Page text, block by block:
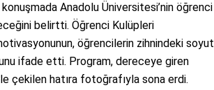
Anadolu Üniversitesi’nin öğrenci
belirtti. Öğrenci Kulüpleri
öğrencilerin zihnindeki soyut
ifade etti. Program, dereceye giren
çekilen hatıra fotoğrafıyla sona erdi.